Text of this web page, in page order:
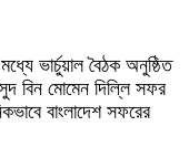
ভার্চুয়াল বৈঠক অনুষ্ঠিত
বিন মোমেন দিল্লি সফর
বাংলাদেশ সফরের